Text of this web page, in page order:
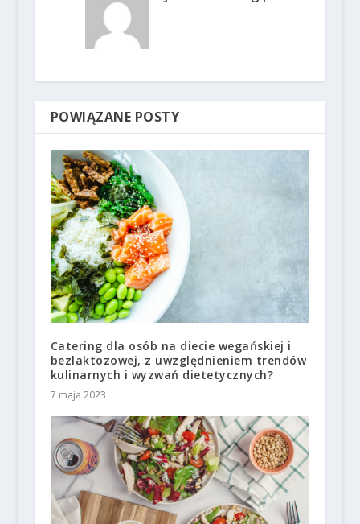
POWIĄZANE POSTY
Catering dla osób na diecie wegańskiej i
bezlaktozowej, z uwzględnieniem trendów
kulinarnych i wyzwań dietetycznych?
7 maja 2023